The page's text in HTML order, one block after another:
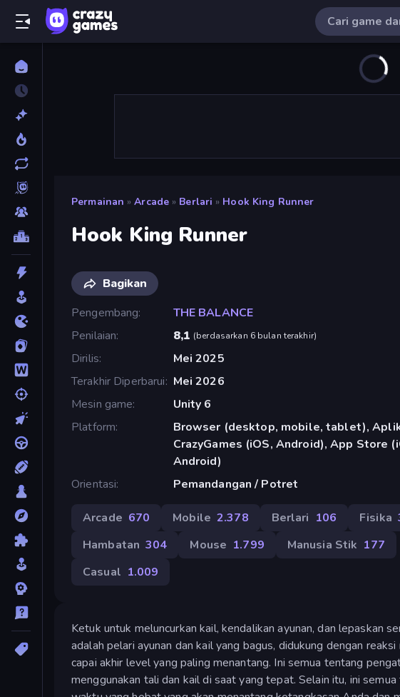
Permainan » Arcade » Berlari » Hook King Runner
Hook King Runner
Bagikan
Pengembang
THE BALANCE
Penilaian
8,1 (berdasarkan 6 bulan terakhir)
Dirilis
Mei 2025
Terakhir Diperbarui
Mei 2026
Mesin game
Unity 6
Platform
Browser (desktop, mobile, tablet),
CrazyGames (iOS, Android), App Store
Android)
Orientasi
Pemandangan / Potret
Arcade 670 Mobile 2.378 Berlari 106 Fisika
Hambatan 304 Mouse 1.799 Manusia Stik 177
Casual 1.009
Ketuk untuk meluncurkan kail, kendalikan ayunan, dan lepaskan
adalah pelari ayunan dan kail yang bagus, didukung dengan
capai akhir level yang paling menantang. Ini semua tentang
menggunakan tali dan kail di saat yang tepat. Selain itu, ini